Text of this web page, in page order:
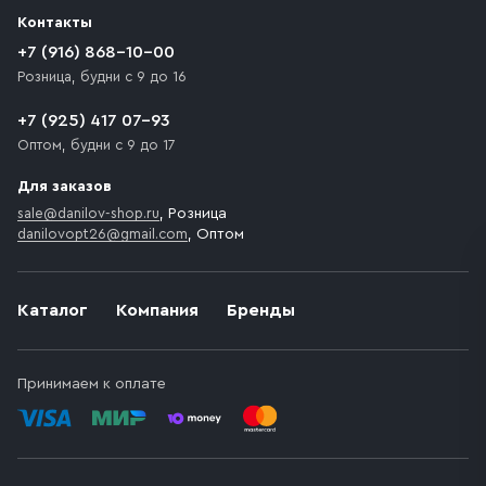
движения. Если на территории места назначения
доставки предусмотрен платный въезд, то Покупателю
необходимо компенсировать стоимость въезда
Каталог Компания Бренды
Принимаем к оплате
Контакты
+7 (916) 868-10-00
Розница, будни с 9 до 16
+7 (925) 417 07-93
Оптом, будни с 9 до 17
Для заказов
sale@danilov-shop.ru, Розница
danilovopt26@gmail.com, Оптом